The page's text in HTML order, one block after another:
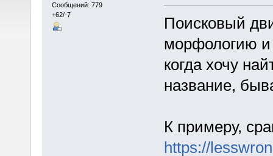
Сообщений: 779
+62/-7
Поисковый
морфологию
когда хочу
название,
К примеру,
https://